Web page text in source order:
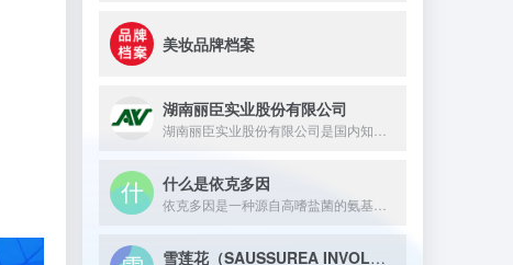
美妆品牌档案
湖南丽臣实业股份有限公司
什么是依克多因
雪莲花（SAUSSUREA INVOLUCRATA）愈伤组织培养物提取物